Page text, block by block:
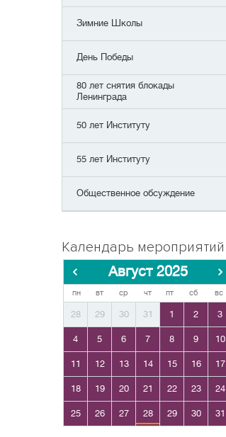
Зимние Школы
День Победы
80 лет снятия блокады
Ленинграда
50 лет Институту
55 лет Институту
Общественное обсуждение
Календарь мероприятий
Август 2025
пн вт ср чт пт сб вс
28 29 30 31 1 2 3
4 5 6 7 8 9 10
11 12 13 14 15 16 17
18 19 20 21 22 23 24
25 26 27 28 29 30 31